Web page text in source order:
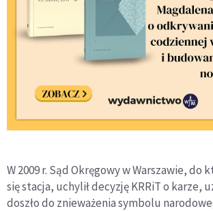
W 2009 r. Sąd Okręgowy w Warszawie, do
się stacja, uchylił decyzję KRRiT o karze,
doszło do znieważenia symbolu